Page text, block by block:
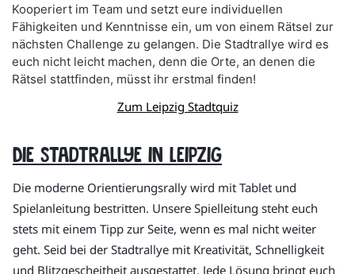
Kooperiert im Team und setzt eure individuellen
Fähigkeiten und Kenntnisse ein, um von einem Rätsel zur
nächsten Challenge zu gelangen. Die Stadtrallye wird es
euch nicht leicht machen, denn die Orte, an denen die
Rätsel stattfinden, müsst ihr erstmal finden!
Zum Leipzig Stadtquiz
Die Stadtrallye in Leipzig
Die moderne Orientierungsrally wird mit Tablet und
Spielanleitung bestritten. Unsere Spielleitung steht euch
stets mit einem Tipp zur Seite, wenn es mal nicht weiter
geht. Seid bei der Stadtrallye mit Kreativität, Schnelligkeit
und Blitzgescheitheit ausgestattet. Jede Lösung bringt euch